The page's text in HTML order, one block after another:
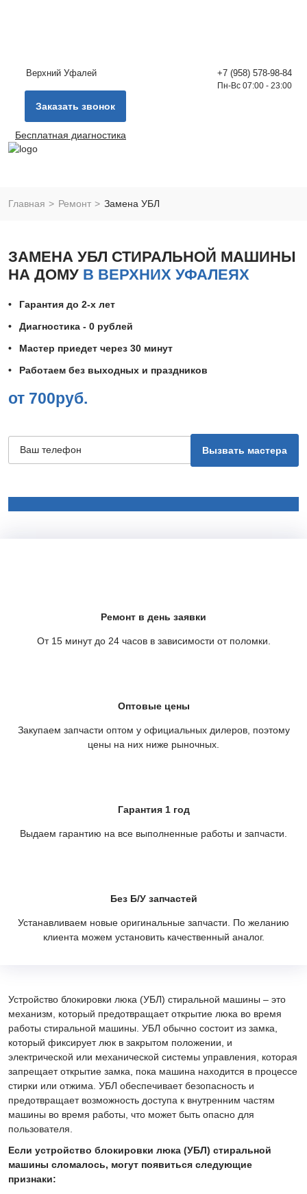
Верхний Уфалей +7 (958) 578-98-84
Пн-Вс 07:00 - 23:00
Заказать звонок
Бесплатная диагностика
Главная Ремонт Замена УБЛ
ЗАМЕНА УБЛ СТИРАЛЬНОЙ МАШИНЫ
НА ДОМУ В ВЕРХНИХ УФАЛЕЯХ
Гарантия до 2-х лет
Диагностика - 0 рублей
Мастер приедет через 30 минут
Работаем без выходных и праздников
от 700руб.
Ремонт в день заявки
От 15 минут до 24 часов в зависимости от поломки.
Оптовые цены
Закупаем запчасти оптом у официальных дилеров, поэтому
цены на них ниже рыночных.
Гарантия 1 год
Выдаем гарантию на все выполненные работы и запчасти.
Без Б/У запчастей
Устанавливаем новые оригинальные запчасти. По желанию
клиента можем установить качественный аналог.
Устройство блокировки люка (УБЛ) стиральной машины – это
механизм, который предотвращает открытие люка во время
работы стиральной машины. УБЛ обычно состоит из замка,
который фиксирует люк в закрытом положении, и
электрической или механической системы управления, которая
запрещает открытие замка, пока машина находится в процессе
стирки или отжима. УБЛ обеспечивает безопасность и
предотвращает возможность доступа к внутренним частям
машины во время работы, что может быть опасно для
пользователя.
Если устройство блокировки люка (УБЛ) стиральной
машины сломалось, могут появиться следующие
признаки: